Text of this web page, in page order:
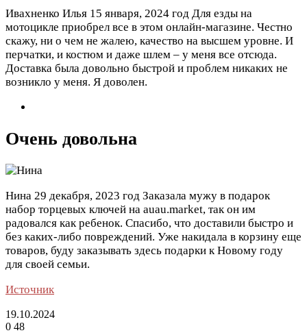
Ивахненко Илья 15 января, 2024 год Для езды на
мотоцикле приобрел все в этом онлайн-магазине. Честно
скажу, ни о чем не жалею, качество на высшем уровне. И
перчатки, и костюм и даже шлем – у меня все отсюда.
Доставка была довольно быстрой и проблем никаких не
возникло у меня. Я доволен.
Очень довольна
Нина 29 декабря, 2023 год Заказала мужу в подарок
набор торцевых ключей на auau.market, так он им
радовался как ребенок. Спасибо, что доставили быстро и
без каких-либо повреждений. Уже накидала в корзину еще
товаров, буду заказывать здесь подарки к Новому году
для своей семьи.
Источник
19.10.2024
0 48